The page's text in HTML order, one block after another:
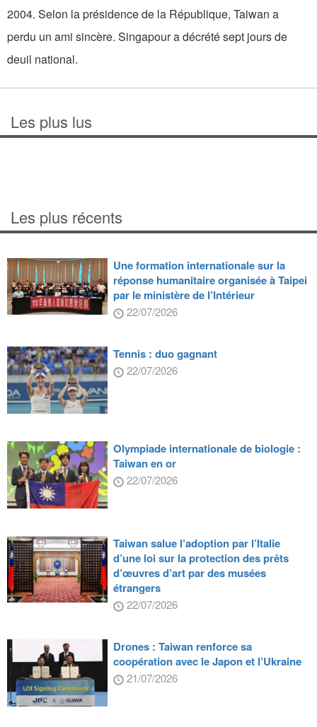
2004. Selon la présidence de la République, Taiwan a
perdu un ami sincère. Singapour a décrété sept jours de
deuil national.
Les plus lus
Les plus récents
Une formation internationale sur la
réponse humanitaire organisée à Taipei
par le ministère de l’Intérieur
22/07/2026
Tennis : duo gagnant
22/07/2026
Olympiade internationale de biologie :
Taiwan en or
22/07/2026
Taiwan salue l’adoption par l’Italie
d’une loi sur la protection des prêts
d’œuvres d’art par des musées
étrangers
22/07/2026
Drones : Taiwan renforce sa
coopération avec le Japon et l’Ukraine
21/07/2026